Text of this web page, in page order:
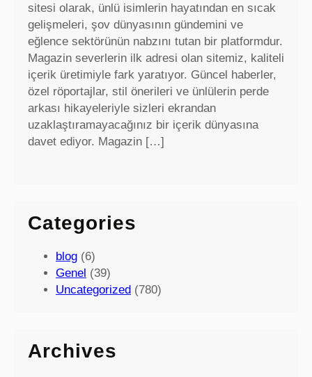
sitesi olarak, ünlü isimlerin hayatından en sıcak
gelişmeleri, şov dünyasının gündemini ve
eğlence sektörünün nabzını tutan bir platformdur.
Magazin severlerin ilk adresi olan sitemiz, kaliteli
içerik üretimiyle fark yaratıyor. Güncel haberler,
özel röportajlar, stil önerileri ve ünlülerin perde
arkası hikayeleriyle sizleri ekrandan
uzaklaştıramayacağınız bir içerik dünyasına
davet ediyor. Magazin […]
Categories
blog (6)
Genel (39)
Uncategorized (780)
Archives